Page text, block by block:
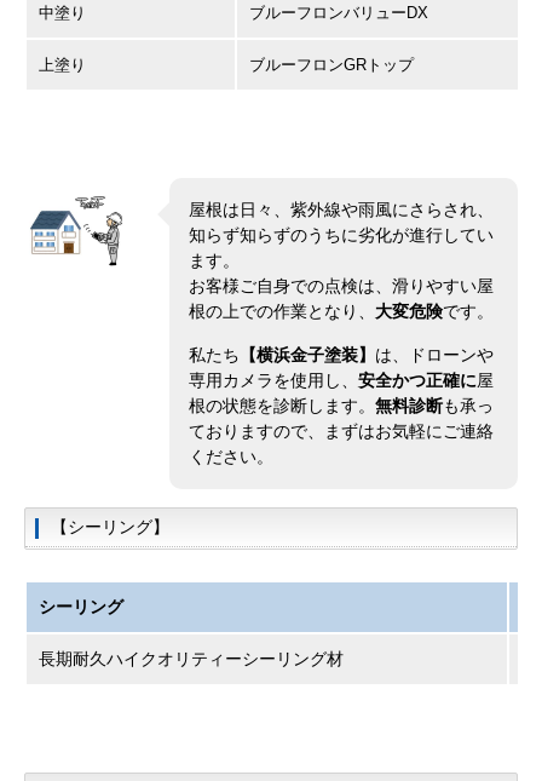
中塗り ブルーフロンバリューDX
上塗り ブルーフロンGRトップ
屋根は日々、紫外線や雨風にさらされ、
知らず知らずのうちに劣化が進行してい
ます。
お客様ご自身での点検は、滑りやすい屋
根の上での作業となり、 大変危険です。
私たち 【横浜金子塗装】 は、ドローンや
専用カメラを使用し、 安全かつ正確に屋
根の状態を診断します。 無料診断も承っ
ておりますので、まずはお気軽にご連絡
ください。
【シーリング】
シーリング
長期耐久ハイクオリティーシーリング材